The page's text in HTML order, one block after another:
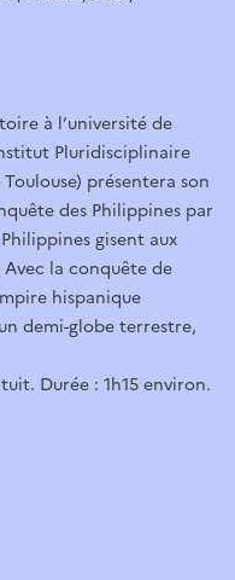
à l’université de
Pluridisciplinaire
présentera son
des Philippines par
gisent aux
la conquête de
hispanique
demi-globe terrestre,
Durée : 1h15 environ.